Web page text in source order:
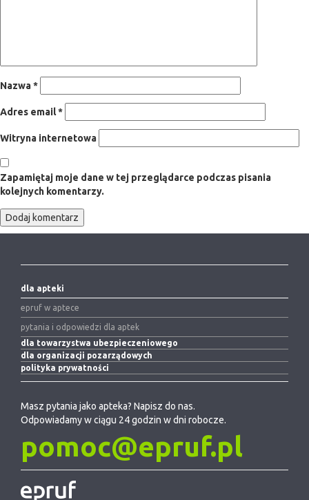
Nazwa*
Adres email*
Witryna internetowa
Zapamiętaj moje dane w tej przeglądarce podczas pisania
kolejnych komentarzy.
dla apteki
epruf w aptece
pytania i odpowiedzi dla aptek
dla towarzystwa ubezpieczeniowego
dla organizacji pozarządowych
polityka prywatności
Masz pytania jako apteka? Napisz do nas.
Odpowiadamy w ciągu 24 godzin w dni robocze.
pomoc@epruf.pl